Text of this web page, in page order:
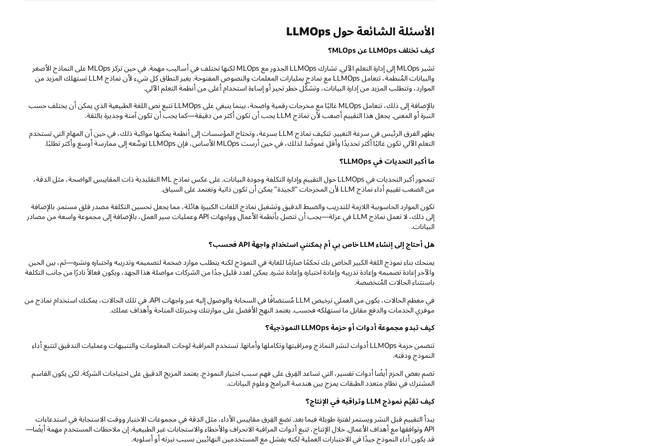
الأسئلة الشائعة حول LLMOps
كيف تختلف LLMOps عن MLOps؟
تشير MLOps إلى إدارة التعلم الآلي. تشارك LLMOps الجذور مع MLOps لكنها تختلف في أساليب مهمة. في حين تركز MLOps على النماذج الأصغر
والبيانات المُنظمة، تتعامل LLMOps مع نماذج بمليارات المعلمات والنصوص المفتوحة. يغير النطاق كل شيء لأن نماذج LLM تستهلك المزيد من
الموارد، وتتطلب المزيد من إدارة البيانات، وتشكِّل خطر تحيز أو إساءة استخدام أعلى من أنظمة التعلم الآلي.
بالإضافة إلى ذلك، تتعامل MLOps غالبًا مع مخرجات رقمية واضحة، بينما ينبغي على LLMOps تتبع نص اللغة الطبيعية الذي يمكن أن يختلف حسب
النبرة أو المعنى. يجعل هذا التقييم أصعب لأن نماذج LLM يجب أن تكون أكثر من دقيقة—كما يجب أن تكون آمنة وجديرة بالثقة.
يظهر الفرق الرئيس في سرعة التغيير. تتكيف نماذج LLM بسرعة، وتحتاج المؤسسات إلى أنظمة يمكنها مواكبة ذلك، في حين أن المهام التي تستخدم
التعلم الآلي تكون غالبًا أكثر تحديدًا وأقل غموضًا. لذلك، في حين أرست MLOps الأساس، فإن LLMOps توسِّعه إلى ممارسة أوسع وأكثر تطلبًا.
ما أكبر التحديات في LLMOps؟
تتمحور أكبر التحديات في LLMOps حول التقييم وإدارة التكلفة وجودة البيانات. على عكس نماذج ML التقليدية ذات المقاييس الواضحة، مثل الدقة،
من الصعب تقييم أداء نماذج LLM لأن المخرجات "الجيدة" يمكن أن تكون ذاتية وتعتمد على السياق.
تكون الموارد الحاسوبية اللازمة للتدريب والضبط الدقيق وتشغيل نماذج اللغات الكبيرة هائلة، مما يجعل تحسين التكلفة مصدر قلق مستمر. بالإضافة
إلى ذلك، لا تعمل نماذج LLM في عزلة—يجب أن تتصل بأنظمة الأعمال وواجهات API وعمليات سير العمل، بالإضافة إلى مجموعة واسعة من مصادر
البيانات.
هل أحتاج إلى إنشاء LLM خاص بي أم يمكنني استخدام واجهة API فحسب؟
يمنحك بناء نموذج اللغة الكبير الخاص بك تحكمًا صارمًا للغاية في النموذج لكنه يتطلب موارد ضخمة لتصميمه وتدريبه واختباره ونشره—ثم، بين الحين
والآخر إعادة تصميمه وإعادة تدريبه وإعادة اختباره وإعادة نشره. يمكن لعدد قليل جدًا من الشركات مواصلة هذا الجهد، ويكون فعالاً نادرًا من جانب التكلفة
باستثناء الحالات المُتخصصة.
في معظم الحالات، يكون من العملي ترخيص LLM مُستضافًا في السحابة والوصول إليه عبر واجهات API. في تلك الحالات، يمكنك استخدام نماذج من
موفري الخدمات والدفع مقابل ما تستهلكه فحسب. يعتمد النهج الأفضل على موازنتك وخبرتك المتاحة وأهداف عملك.
كيف تبدو مجموعة أدوات أو حزمة LLMOps النموذجية؟
تتضمن حزمة LLMOps أدوات لنشر النماذج ومراقبتها وتكاملها وأمانها. تستخدم المراقبة لوحات المعلومات والتنبيهات وعمليات التدقيق لتتبع أداء
النموذج ودقته.
تضم بعض الحزم أيضًا أدوات تفسير، التي تساعد الفِرق على فهم سبب اختيار النموذج. يعتمد المزيج الدقيق على احتياجات الشركة. لكن يكون القاسم
المشترك في نظام متعدد الطبقات يمزج بين هندسة البرامج وعلوم البيانات.
كيف تقيِّم نموذج LLM وتراقبه في الإنتاج؟
يبدأ التقييم قبل النشر ويستمر لفترة طويلة فيما بعد. تضع الفِرق مقاييس الأداء، مثل الدقة في مجموعات الاختبار ووقت الاستجابة في استدعاءات
API وتوافقها مع أهداف الأعمال. خلال الإنتاج، تتبع أدوات المراقبة الانحراف والأخطاء والاستجابات غير الطبيعية. إن ملاحظات المستخدم مهمة أيضًا—
قد يكون أداء النموذج جيدًا في الاختبارات العملية لكنه يفشل مع المستخدمين النهائيين بسبب نبرته أو أسلوبه.